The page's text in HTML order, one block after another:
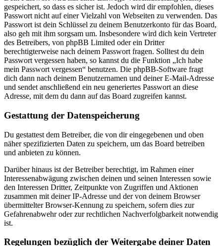
gespeichert, so dass es sicher ist. Jedoch wird dir empfohlen, dieses
Passwort nicht auf einer Vielzahl von Webseiten zu verwenden. Das
Passwort ist dein Schlüssel zu deinem Benutzerkonto für das Board,
also geh mit ihm sorgsam um. Insbesondere wird dich kein Vertreter
des Betreibers, von phpBB Limited oder ein Dritter
berechtigterweise nach deinem Passwort fragen. Solltest du dein
Passwort vergessen haben, so kannst du die Funktion „Ich habe
mein Passwort vergessen“ benutzen. Die phpBB-Software fragt
dich dann nach deinem Benutzernamen und deiner E-Mail-Adresse
und sendet anschließend ein neu generiertes Passwort an diese
Adresse, mit dem du dann auf das Board zugreifen kannst.
Gestattung der Datenspeicherung
Du gestattest dem Betreiber, die von dir eingegebenen und oben
näher spezifizierten Daten zu speichern, um das Board betreiben
und anbieten zu können.
Darüber hinaus ist der Betreiber berechtigt, im Rahmen einer
Interessenabwägung zwischen deinen und seinen Interessen sowie
den Interessen Dritter, Zeitpunkte von Zugriffen und Aktionen
zusammen mit deiner IP-Adresse und der von deinem Browser
übermittelter Browser-Kennung zu speichern, sofern dies zur
Gefahrenabwehr oder zur rechtlichen Nachverfolgbarkeit notwendig
ist.
Regelungen bezüglich der Weitergabe deiner Daten